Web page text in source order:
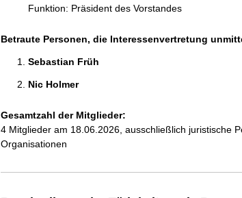
Funktion: Präsident des Vorstandes
Betraute Personen, die Interessenvertretung
Sebastian Früh
Nic Holmer
Gesamtzahl der Mitglieder:
4 Mitglieder am 18.06.2026, ausschließlich juristische
Organisationen